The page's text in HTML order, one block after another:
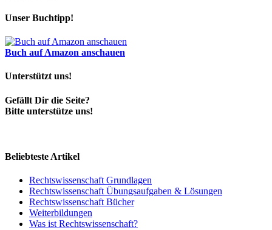
Unser Buchtipp!
Buch auf Amazon anschauen
Unterstützt uns!
Gefällt Dir die Seite?
Bitte unterstütze uns!
Beliebteste Artikel
Rechtswissenschaft Grundlagen
Rechtswissenschaft Übungsaufgaben & Lösungen
Rechtswissenschaft Bücher
Weiterbildungen
Was ist Rechtswissenschaft?